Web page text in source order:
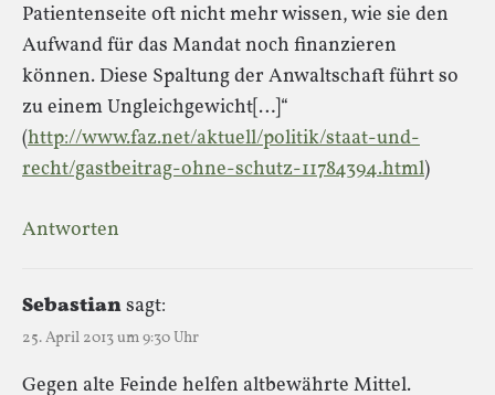
Patientenseite oft nicht mehr wissen, wie sie den
Aufwand für das Mandat noch finanzieren
können. Diese Spaltung der Anwaltschaft führt so
zu einem Ungleichgewicht[…]“
(http://www.faz.net/aktuell/politik/staat-und-
recht/gastbeitrag-ohne-schutz-11784394.html)
Antworten
Sebastiansagt:
25. April 2013 um 9:30 Uhr
Gegen alte Feinde helfen altbewährte Mittel.